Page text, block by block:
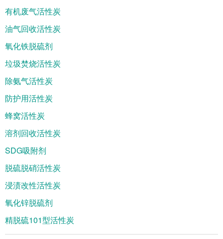
有机废气活性炭
油气回收活性炭
氧化铁脱硫剂
垃圾焚烧活性炭
除氨气活性炭
防护用活性炭
蜂窝活性炭
溶剂回收活性炭
SDG吸附剂
脱硫脱硝活性炭
浸渍改性活性炭
氧化锌脱硫剂
精脱硫101型活性炭